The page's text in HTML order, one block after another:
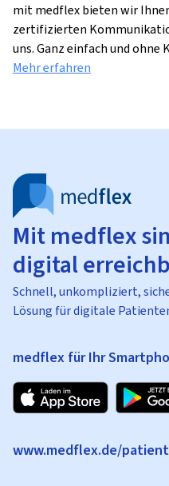
mit medflex bieten wir
zertifizierten
uns. Ganz einfach und ohne
Mehr erfahren
Mit medflex
digital
Schnell, unkompliziert,
Lösung für digitale
medflex für Ihr
www.medflex.de/patient